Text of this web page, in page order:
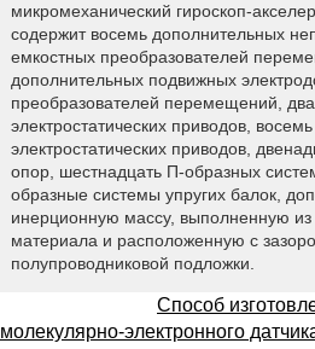
микромеханический гироскоп-
содержит восемь дополнительных
емкостных преобразователей
дополнительных подвижных
преобразователей перемещений,
электростатических приводов,
электростатических приводов,
опор, шестнадцать П-образных
образные системы упругих балок,
инерционную массу, выполненную из
материала и расположенную с
полупроводниковой подложки.
Способ
молекулярно-электронного